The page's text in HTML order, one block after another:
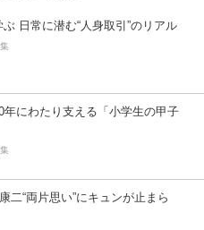
日常に潜む“人身取引”のリアル
年にわたり支える「小学生の甲子
二“両片思い”にキュンが止まら